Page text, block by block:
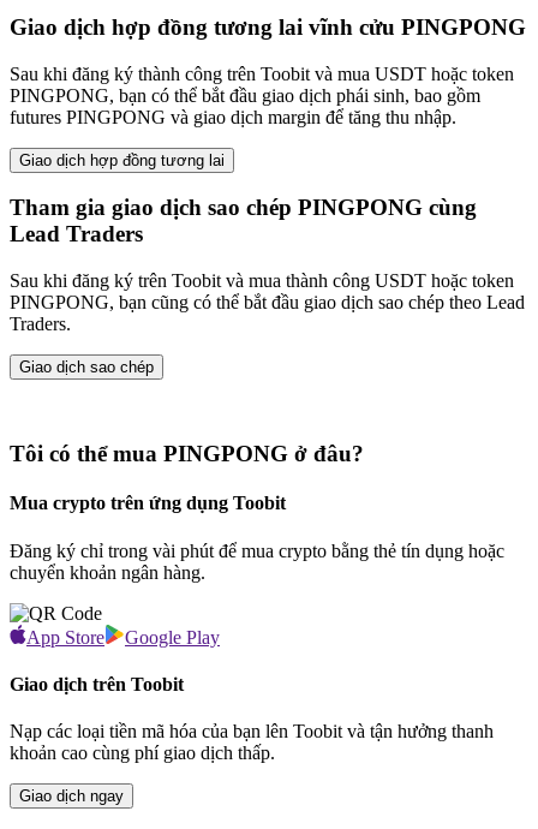
Giao dịch hợp đồng tương lai vĩnh cửu PINGPONG
Sau khi đăng ký thành công trên Toobit và mua USDT hoặc token
PINGPONG, bạn có thể bắt đầu giao dịch phái sinh, bao gồm
futures PINGPONG và giao dịch margin để tăng thu nhập.
Giao dịch hợp đồng tương lai
Tham gia giao dịch sao chép PINGPONG cùng
Lead Traders
Sau khi đăng ký trên Toobit và mua thành công USDT hoặc token
PINGPONG, bạn cũng có thể bắt đầu giao dịch sao chép theo Lead
Traders.
Giao dịch sao chép
Tôi có thể mua PINGPONG ở đâu?
Mua crypto trên ứng dụng Toobit
Đăng ký chỉ trong vài phút để mua crypto bằng thẻ tín dụng hoặc
chuyển khoản ngân hàng.
App Store Google Play
Giao dịch trên Toobit
Nạp các loại tiền mã hóa của bạn lên Toobit và tận hưởng thanh
khoản cao cùng phí giao dịch thấp.
Giao dịch ngay